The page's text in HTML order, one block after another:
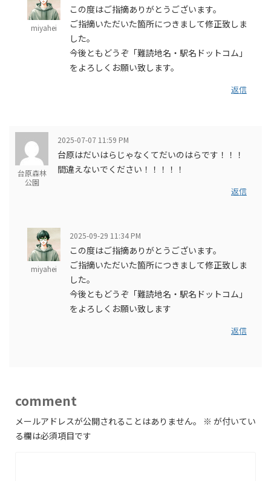
miyahei
この度はご指摘ありがとうございます。
ご指摘いただいた箇所につきまして修正致しま
した。
今後ともどうぞ「難読地名・駅名ドットコム」
をよろしくお願い致します。
返信
台原森林
公園
2025-07-07 11:59 PM
台原はだいはらじゃなくてだいのはらです！！！
間違えないでください！！！！！
返信
miyahei
2025-09-29 11:34 PM
この度はご指摘ありがとうございます。
ご指摘いただいた箇所につきまして修正致しま
した。
今後ともどうぞ「難読地名・駅名ドットコム」
をよろしくお願い致します
返信
comment
メールアドレスが公開されることはありません。 ※ が付いてい
る欄は必須項目です